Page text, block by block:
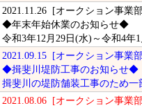
2021.11.26 [オークション事業
◆年末年始休業のお知らせ◆
令和3年12月29日(水)～令和4年1
2021.09.15 [オークション事業
◆揖斐川堤防工事のお知らせ◆
揖斐川の堤防舗装工事のため一
2021.08.06 [オークション事業